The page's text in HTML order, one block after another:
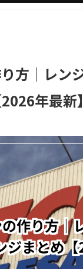
方｜レン
年最新】